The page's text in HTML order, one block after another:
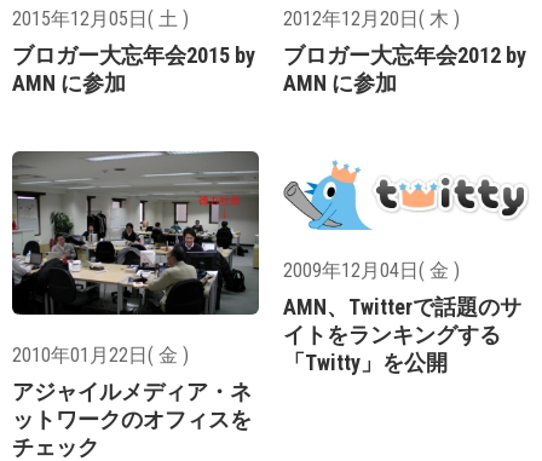
2015年12月05日( 土 )
ブロガー大忘年会2015 by
AMN に参加
2012年12月20日( 木 )
ブロガー大忘年会2012 by
AMN に参加
2010年01月22日( 金 )
アジャイルメディア・ネ
ットワークのオフィスを
チェック
2009年12月04日( 金 )
AMN、Twitterで話題のサ
イトをランキングする
「Twitty」を公開